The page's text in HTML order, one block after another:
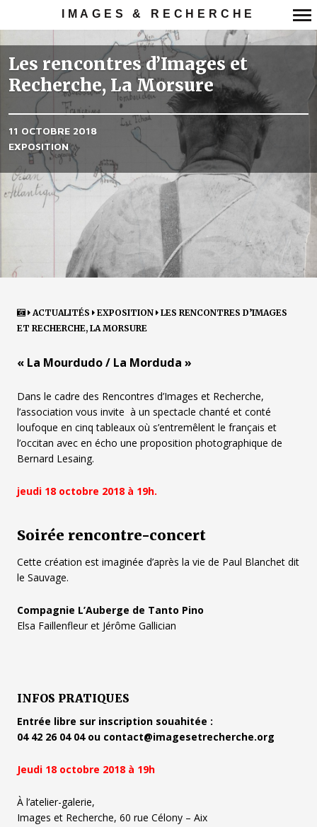
Navigation
principale
IMAGES & RECHERCHE
Les rencontres d’Images et
Recherche, La Morsure
11 OCTOBRE 2018
EXPOSITION
ACTUALITÉS EXPOSITION
LES RENCONTRES D’IMAGES
ET RECHERCHE, LA MORSURE
« La Mourdudo / La Morduda »
Dans le cadre des Rencontres d’Images et Recherche,
l’association vous invite à un spectacle chanté et conté
loufoque en cinq tableaux où s’entremêlent le français et
l’occitan avec en écho une proposition photographique de
Bernard Lesaing.
jeudi 18 octobre 2018 à 19h.
Soirée rencontre-concert
Cette création est imaginée d’après la vie de Paul Blanchet dit
le Sauvage.
Compagnie L’Auberge de Tanto Pino
Elsa Faillenfleur et Jérôme Gallician
INFOS PRATIQUES
Entrée libre sur inscription souahitée :
04 42 26 04 04 ou contact@imagesetrecherche.org
Jeudi 18 octobre 2018 à 19h
À l’atelier-galerie,
Images et Recherche, 60 rue Célony – Aix